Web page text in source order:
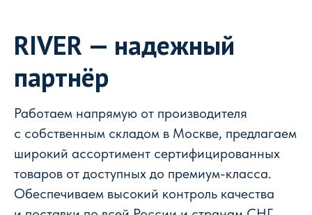
RIVER — надежный
партнёр
Работаем напрямую от производителя
с собственным складом в Москве, предлагаем
широкий ассортимент сертифицированных
товаров от доступных до премиум-класса.
Обеспечиваем высокий контроль качества